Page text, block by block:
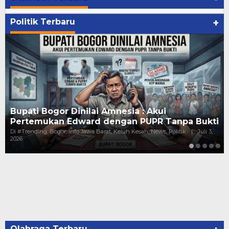
Politik Terbaru +
Bupati Bogor Dinilai Amnesia : Akui
Pertemukan Edward dengan PUPR Tanpa Bukti
Di #Trending, Bogor, Info Jawa Barat, Keluh Kesah, News, Politik |
Juli 3,
2026